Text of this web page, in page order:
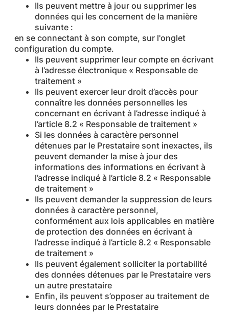
Ils peuvent mettre à jour ou supprimer les
données qui les concernent de la manière
suivante :
en se connectant à son compte, sur l'onglet
configuration du compte.
Ils peuvent supprimer leur compte en écrivant
à l’adresse électronique « Responsable de
traitement »
Ils peuvent exercer leur droit d’accès pour
connaître les données personnelles les
concernant en écrivant à l’adresse indiqué à
l’article 8.2 « Responsable de traitement »
Si les données à caractère personnel
détenues par le Prestataire sont inexactes, ils
peuvent demander la mise à jour des
informations des informations en écrivant à
l’adresse indiqué à l’article 8.2 « Responsable
de traitement »
Ils peuvent demander la suppression de leurs
données à caractère personnel,
conformément aux lois applicables en matière
de protection des données en écrivant à
l’adresse indiqué à l’article 8.2 « Responsable
de traitement »
Ils peuvent également solliciter la portabilité
des données détenues par le Prestataire vers
un autre prestataire
Enfin, ils peuvent s’opposer au traitement de
leurs données par le Prestataire